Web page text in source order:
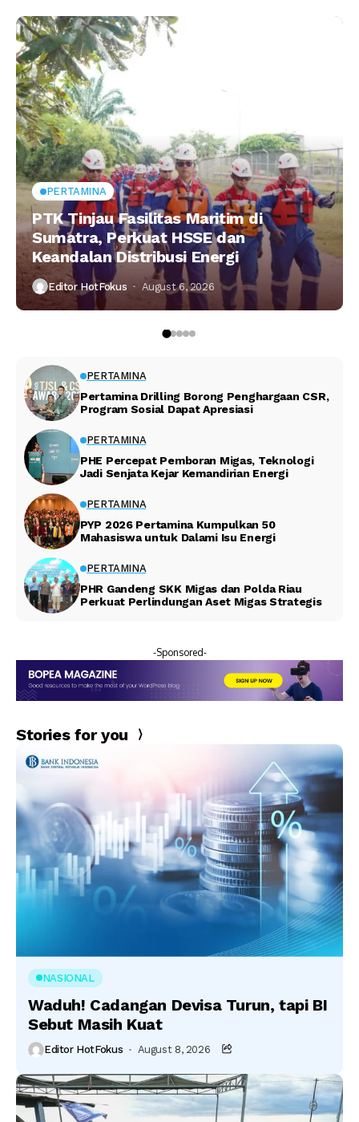
PERTAMINA
Pertamina Drilling Borong Penghargaan CSR,
Program Sosial Dapat Apresiasi
PERTAMINA
PHE Percepat Pemboran Migas, Teknologi
Jadi Senjata Kejar Kemandirian Energi
PERTAMINA
PYP 2026 Pertamina Kumpulkan 50
Mahasiswa untuk Dalami Isu Energi
PERTAMINA
PHR Gandeng SKK Migas dan Polda Riau
Perkuat Perlindungan Aset Migas Strategis
PERTAMINA
PTK Tinjau Fasilitas Maritim di
Sumatra, Perkuat HSSE dan
Keandalan Distribusi Energi
Editor HotFokus August 6, 2026
-Sponsored-
Stories for you
NASIONAL
Waduh! Cadangan Devisa Turun, tapi BI
Sebut Masih Kuat
Editor HotFokus August 8, 2026